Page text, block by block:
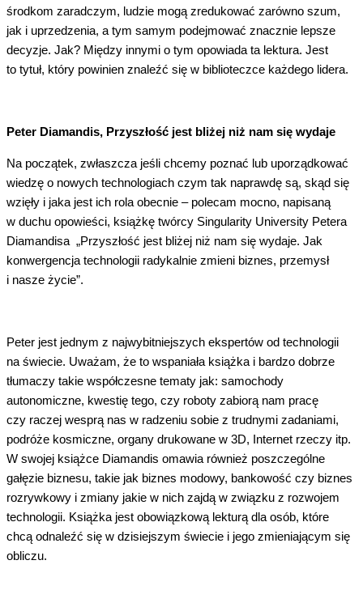
środkom zaradczym, ludzie mogą zredukować zarówno szum,
jak i uprzedzenia, a tym samym podejmować znacznie lepsze
decyzje. Jak? Między innymi o tym opowiada ta lektura. Jest
to tytuł, który powinien znaleźć się w biblioteczce każdego lidera.
Peter Diamandis, Przyszłość jest bliżej niż nam się wydaje
Na początek, zwłaszcza jeśli chcemy poznać lub uporządkować
wiedzę o nowych technologiach czym tak naprawdę są, skąd się
wzięły i jaka jest ich rola obecnie – polecam mocno, napisaną
w duchu opowieści, książkę twórcy Singularity University Petera
Diamandisa „Przyszłość jest bliżej niż nam się wydaje. Jak
konwergencja technologii radykalnie zmieni biznes, przemysł
i nasze życie”.
Peter jest jednym z najwybitniejszych ekspertów od technologii
na świecie. Uważam, że to wspaniała książka i bardzo dobrze
tłumaczy takie współczesne tematy jak: samochody
autonomiczne, kwestię tego, czy roboty zabiorą nam pracę
czy raczej wesprą nas w radzeniu sobie z trudnymi zadaniami,
podróże kosmiczne, organy drukowane w 3D, Internet rzeczy itp.
W swojej książce Diamandis omawia również poszczególne
gałęzie biznesu, takie jak biznes modowy, bankowość czy biznes
rozrywkowy i zmiany jakie w nich zajdą w związku z rozwojem
technologii. Książka jest obowiązkową lekturą dla osób, które
chcą odnaleźć się w dzisiejszym świecie i jego zmieniającym się
obliczu.